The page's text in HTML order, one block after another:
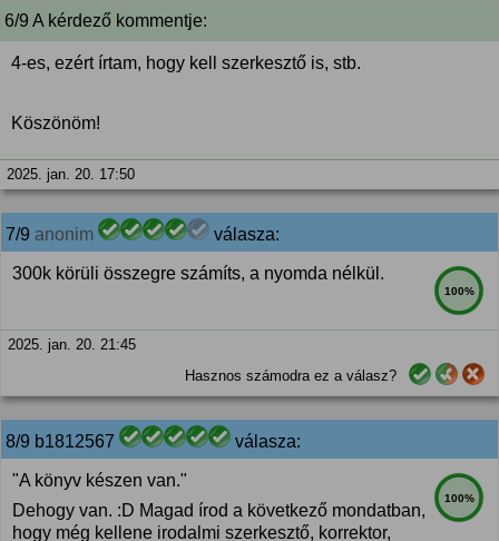
6/9 A kérdező kommentje:
4-es, ezért írtam, hogy kell szerkesztő is, stb.
Köszönöm!
2025. jan. 20. 17:50
7/9 anonim válasza:
100%
300k körüli összegre számíts, a nyomda nélkül.
2025. jan. 20. 21:45
Hasznos számodra ez a válasz?
8/9 b1812567 válasza:
100%
"A könyv készen van."
Dehogy van. :D Magad írod a következő mondatban,
hogy még kellene irodalmi szerkesztő, korrektor,